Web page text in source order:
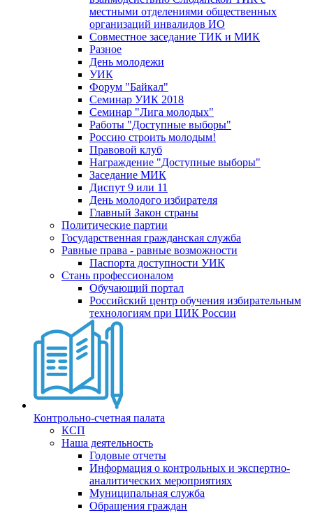
местными отделениями общественных
организаций инвалидов ИО
Совместное заседание ТИК и МИК
Разное
День молодежи
УИК
Форум "Байкал"
Семинар УИК 2018
Семинар "Лига молодых"
Работы "Доступные выборы"
Россию строить молодым!
Правовой клуб
Награждение "Доступные выборы"
Заседание МИК
Диспут 9 или 11
День молодого избирателя
Главный Закон страны
Политические партии
Государственная гражданская служба
Равные права - равные возможности
Паспорта доступности УИК
Стань профессионалом
Обучающий портал
Российский центр обучения избирательным
технологиям при ЦИК России
Контрольно-счетная палата
КСП
Наша деятельность
Годовые отчеты
Информация о контрольных и экспертно-
аналитических мероприятиях
Муниципальная служба
Обращения граждан